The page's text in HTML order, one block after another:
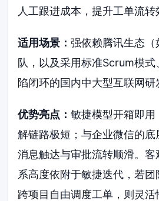
人工跟进成本，提升工单流转
适用场景：强依赖腾讯生态（
队，以及采用标准Scrum模
陷闭环的国内中大型互联网研
优势亮点：敏捷模型开箱即
解链路极短；与企业微信的底
消息触达与审批流转顺滑。
系高度依附于敏捷迭代，若
跨项目自由调度工单，则灵